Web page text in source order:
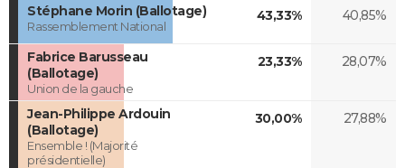
Stéphane Morin (Ballotage)
Rassemblement National
43,33% 40,85%
Fabrice Barusseau
(Ballotage)
Union de la gauche
23,33% 28,07%
Jean-Philippe Ardouin
(Ballotage)
Ensemble ! (Majorité
présidentielle)
30,00% 27,88%